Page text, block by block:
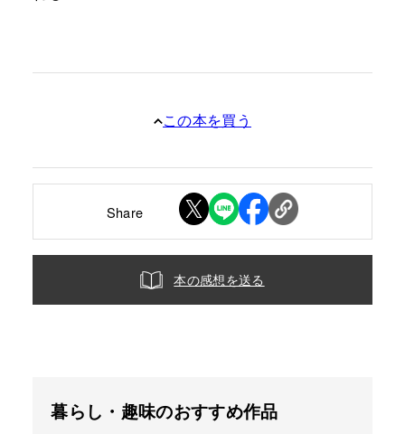
この本を買う
Share
本の感想を送る
暮らし・趣味のおすすめ作品